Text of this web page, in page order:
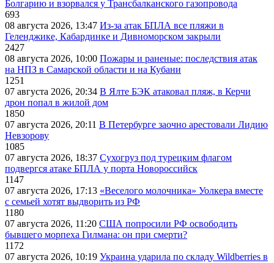
Болгарию и взорвался у Трансбалканского газопровода
693
08 августа 2026, 13:47 Из-за атак БПЛА все пляжи в
Геленджике, Кабардинке и Дивноморском закрыли
2427
08 августа 2026, 10:00 Пожары и раненые: последствия атак
на НПЗ в Самарской области и на Кубани
1251
07 августа 2026, 20:34 В Ялте БЭК атаковал пляж, в Керчи
дрон попал в жилой дом
1850
07 августа 2026, 20:11 В Петербурге заочно арестовали Лидию
Невзорову
1085
07 августа 2026, 18:37 Сухогруз под турецким флагом
подвергся атаке БПЛА у порта Новороссийск
1147
07 августа 2026, 17:13 «Веселого молочника» Уолкера вместе
с семьей хотят выдворить из РФ
1180
07 августа 2026, 11:20 США попросили РФ освободить
бывшего морпеха Гилмана: он при смерти?
1172
07 августа 2026, 10:19 Украина ударила по складу Wildberries в